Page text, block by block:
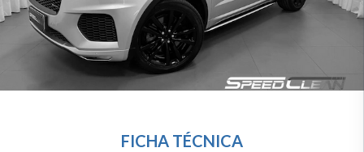
FICHA TÉCNICA